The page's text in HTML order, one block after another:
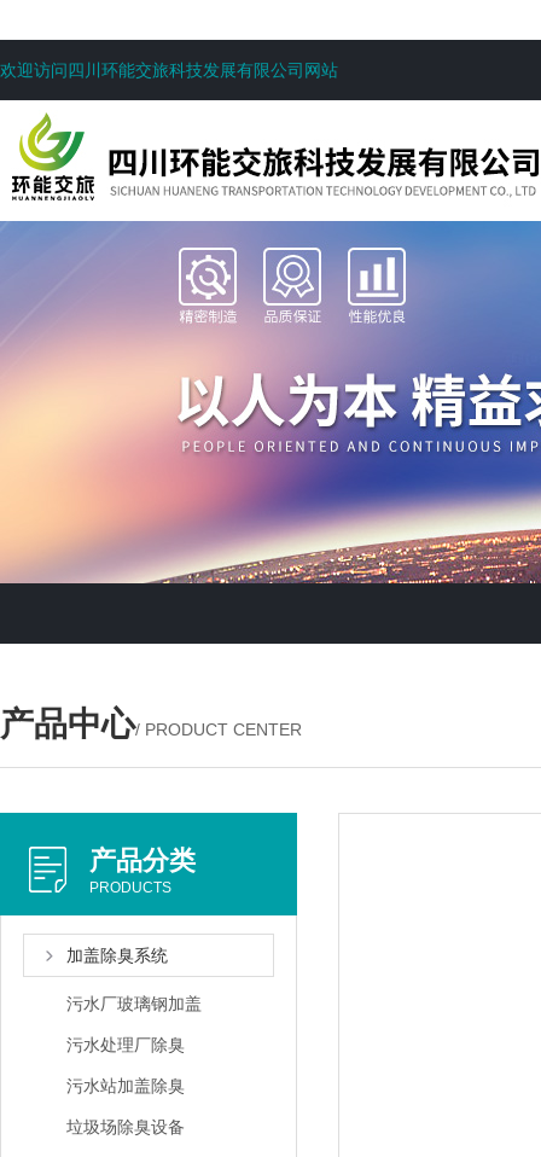
欢迎访问四川环能交旅科技发展有限公司网站
产品中心/ PRODUCT CENTER
产品分类
PRODUCTS
加盖除臭系统
污水厂玻璃钢加盖
污水处理厂除臭
污水站加盖除臭
垃圾场除臭设备